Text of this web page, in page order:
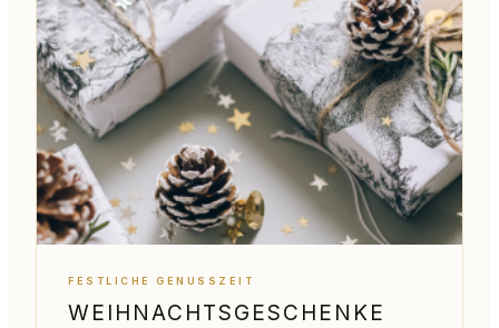
FESTLICHE GENUSSZEIT
WEIHNACHTSGESCHENKE